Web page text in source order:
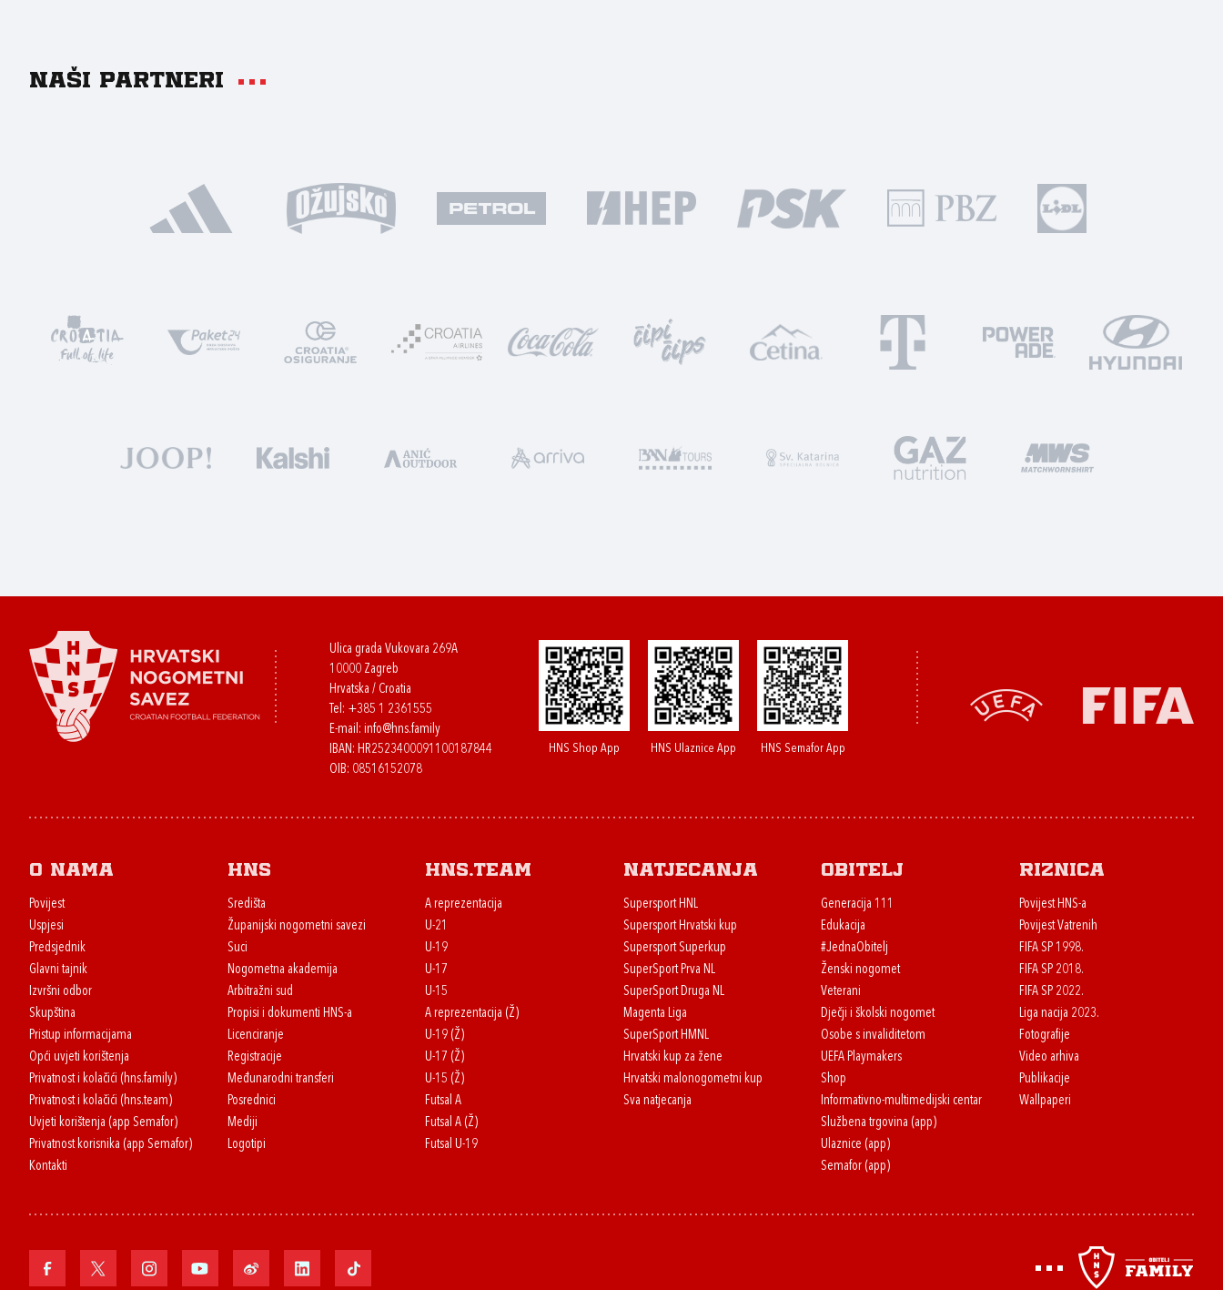
Naši partneri
Ulica grada Vukovara 269A
10000 Zagreb
Hrvatska / Croatia
Tel: +385 1 2361555
E-mail: info@hns.family
IBAN: HR2523400091100187844
OIB: 08516152078
HNS Shop App HNS Ulaznice App HNS Semafor App
O nama
Povijest
Uspjesi
Predsjednik
Glavni tajnik
Izvršni odbor
Skupština
Pristup informacijama
Opći uvjeti korištenja
Privatnost i kolačići (hns.family)
Privatnost i kolačići (hns.team)
Uvjeti korištenja (app Semafor)
Privatnost korisnika (app Semafor)
Kontakti
HNS
Središta
Županijski nogometni savezi
Suci
Nogometna akademija
Arbitražni sud
Propisi i dokumenti HNS-a
Licenciranje
Registracije
Međunarodni transferi
Posrednici
Mediji
Logotipi
HNS.team
A reprezentacija
U-21
U-19
U-17
U-15
A reprezentacija (Ž)
U-19 (Ž)
U-17 (Ž)
U-15 (Ž)
Futsal A
Futsal A (Ž)
Futsal U-19
Natjecanja
Supersport HNL
Supersport Hrvatski kup
Supersport Superkup
SuperSport Prva NL
SuperSport Druga NL
Magenta Liga
SuperSport HMNL
Hrvatski kup za žene
Hrvatski malonogometni kup
Sva natjecanja
Obitelj
Generacija 111
Edukacija
#JednaObitelj
Ženski nogomet
Veterani
Dječji i školski nogomet
Osobe s invaliditetom
UEFA Playmakers
Shop
Informativno-multimedijski centar
Službena trgovina (app)
Ulaznice (app)
Semafor (app)
Riznica
Povijest HNS-a
Povijest Vatrenih
FIFA SP 1998.
FIFA SP 2018.
FIFA SP 2022.
Liga nacija 2023.
Fotografije
Video arhiva
Publikacije
Wallpaperi